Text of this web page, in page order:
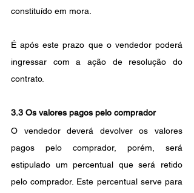
constituído em mora.
É após este prazo que o vendedor poderá
ingressar com a ação de resolução do
contrato.
3.3 Os valores pagos pelo comprador
O vendedor deverá devolver os valores
pagos pelo comprador, porém, será
estipulado um percentual que será retido
pelo comprador. Este percentual serve para